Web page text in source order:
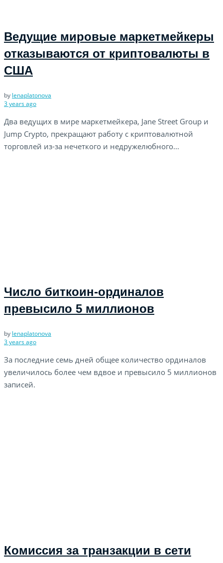
Ведущие мировые маркетмейкеры
отказываются от криптовалюты в
США
by lenaplatonova
3 years ago
Два ведущих в мире маркетмейкера, Jane Street Group и
Jump Crypto, прекращают работу с криптовалютной
торговлей из-за нечеткого и недружелюбного...
Число биткоин-ординалов
превысило 5 миллионов
by lenaplatonova
3 years ago
За последние семь дней общее количество ординалов
увеличилось более чем вдвое и превысило 5 миллионов
записей.
Комиссия за транзакции в сети